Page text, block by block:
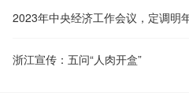
浙江宣传：五问“人肉开盒”